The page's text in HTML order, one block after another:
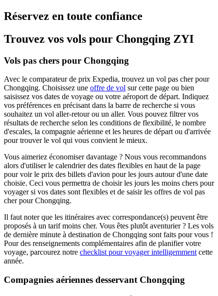
Réservez en toute confiance
Trouvez vos vols pour Chongqing ZYI
Vols pas chers pour Chongqing
Avec le comparateur de prix Expedia, trouvez un vol pas cher pour
Chongqing. Choisissez une offre de vol sur cette page ou bien
saisissez vos dates de voyage ou votre aéroport de départ. Indiquez
vos préférences en précisant dans la barre de recherche si vous
souhaitez un vol aller-retour ou un aller. Vous pouvez filtrer vos
résultats de recherche selon les conditions de flexibilité, le nombre
d'escales, la compagnie aérienne et les heures de départ ou d'arrivée
pour trouver le vol qui vous convient le mieux.
Vous aimeriez économiser davantage ? Nous vous recommandons
alors d'utiliser le calendrier des dates flexibles en haut de la page
pour voir le prix des billets d'avion pour les jours autour d'une date
choisie. Ceci vous permettra de choisir les jours les moins chers pour
voyager si vos dates sont flexibles et de saisir les offres de vol pas
cher pour Chongqing.
Il faut noter que les itinéraires avec correspondance(s) peuvent être
proposés à un tarif moins cher. Vous êtes plutôt aventurier ? Les vols
de dernière minute à destination de Chongqing sont faits pour vous !
Pour des renseignements complémentaires afin de planifier votre
voyage, parcourez notre checklist pour voyager intelligemment cette
année.
Compagnies aériennes desservant Chongqing